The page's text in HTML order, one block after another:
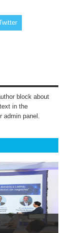
block about
in the
admin panel.